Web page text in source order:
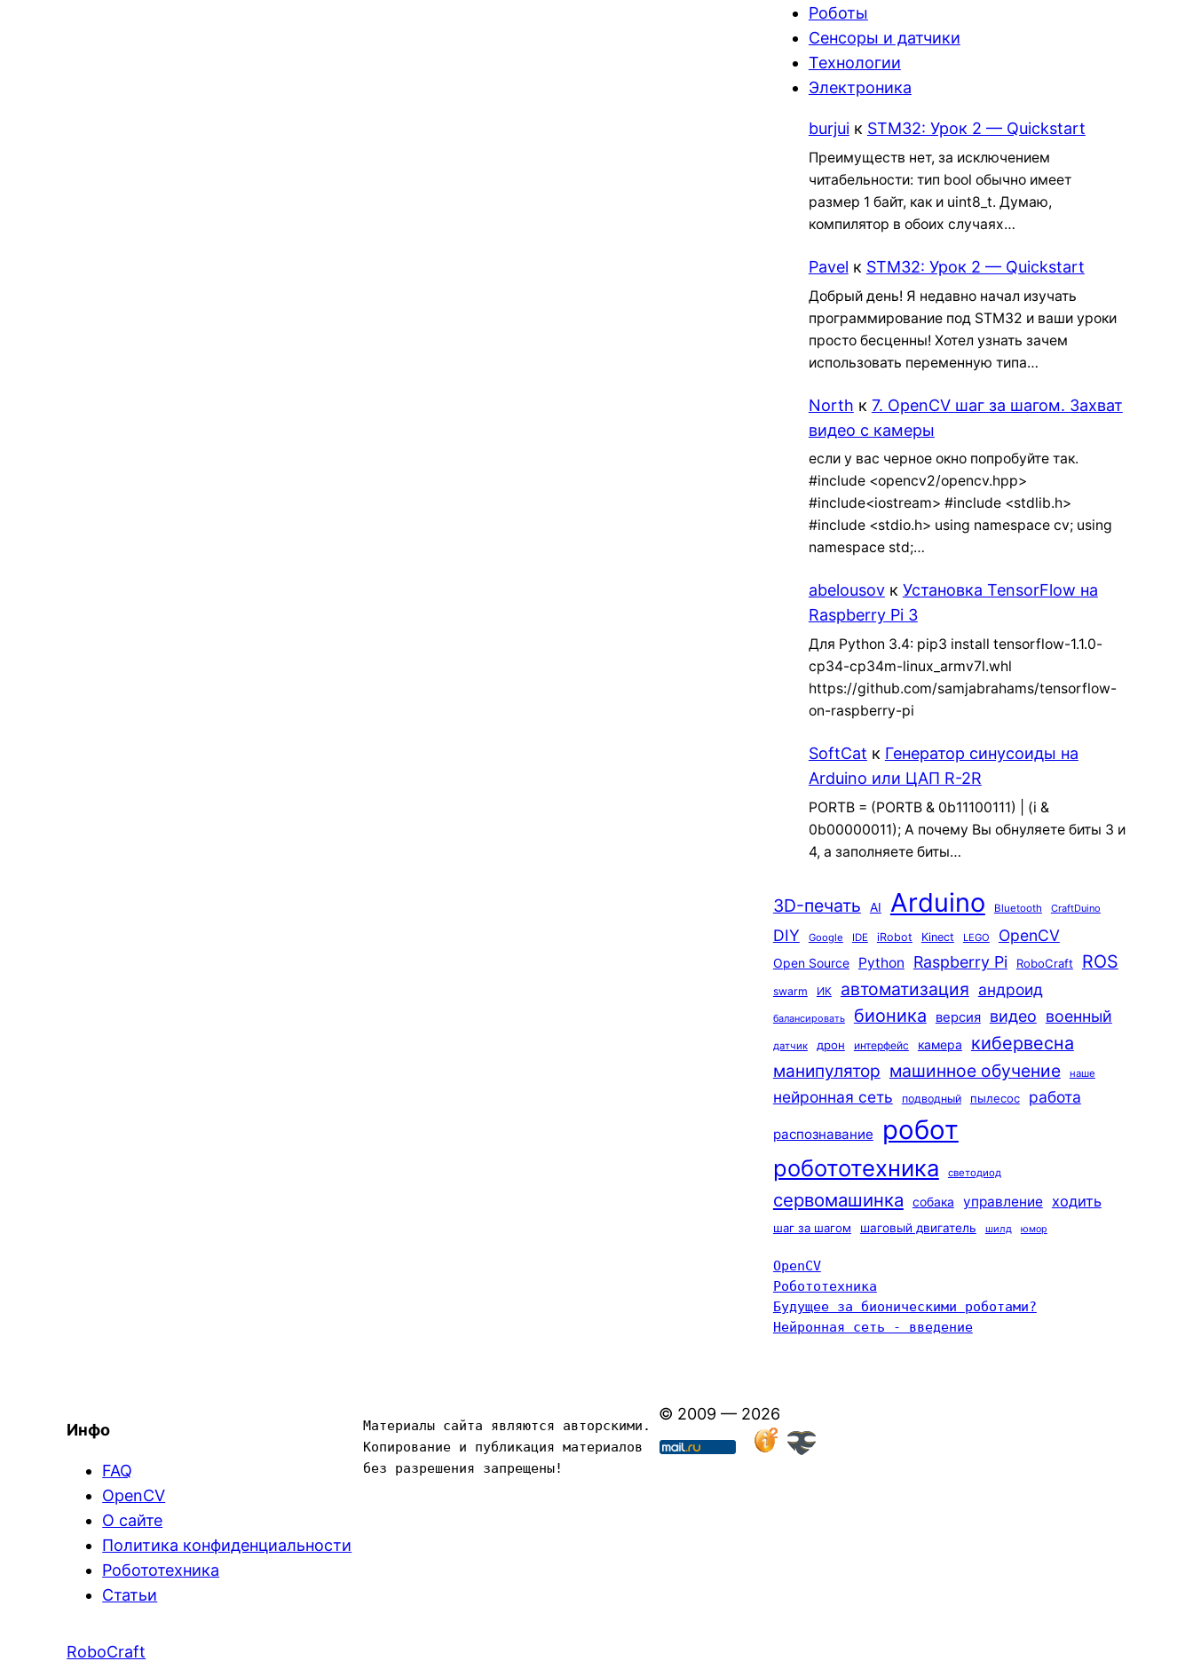
Роботы
Сенсоры и датчики
Технологии
Электроника
burjuiк STM32: Урок 2 — Quickstart
Преимуществ нет, за исключением
читабельности: тип bool обычно имеет
размер 1 байт, как и uint8_t. Думаю,
компилятор в обоих случаях…
Pavel к STM32: Урок 2 — Quickstart
Добрый день! Я недавно начал изучать
программирование под STM32 и ваши уроки
просто бесценны! Хотел узнать зачем
использовать переменную типа…
North к 7. OpenCV шаг за шагом. Захват
видео с камеры
если у вас черное окно попробуйте так.
#include <opencv2/opencv.hpp>
#include<iostream> #include <stdlib.h>
#include <stdio.h> using namespace cv; using
namespace std;…
abelousovк Установка TensorFlow на
Raspberry Pi 3
Для Python 3.4: pip3 install tensorflow-1.1.0-
cp34-cp34m-linux_armv7l.whl
https://github.com/samjabrahams/tensorflow-
on-raspberry-pi
SoftCat к Генератор синусоиды на
Arduino или ЦАП R-2R
PORTB = (PORTB & 0b11100111) | (i &
0b00000011); А почему Вы обнуляете биты 3 и
4, а заполняете биты…
3D-печать AI Arduino Bluetooth CraftDuino
DIY Google IDE iRobot Kinect LEGO OpenCV
Open Source Python Raspberry Pi RoboCraft ROS
swarm ИК автоматизация андроид
балансировать бионика версия видео военный
датчик дрон интерфейс камера кибервесна
манипулятор машинное обучение наше
нейронная сеть подводный пылесос работа
распознавание робот
робототехника светодиод
сервомашинка собака управление ходить
шаг за шагом шаговый двигатель шилд юмор
OpenCV
Робототехника
Будущее за бионическими роботами?
Нейронная сеть - введение
Инфо
FAQ
OpenCV
О сайте
Политика конфиденциальности
Робототехника
Статьи
Материалы сайта являются авторскими.
Копирование и публикация материалов
без разрешения запрещены!
© 2009 — 2026
RoboCraft